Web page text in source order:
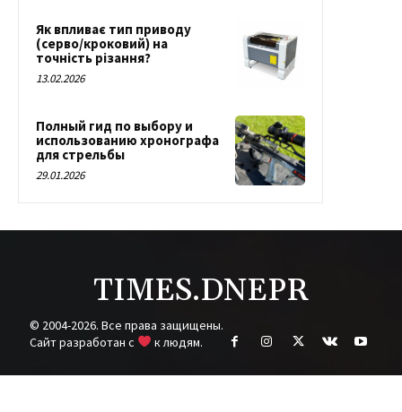
Як впливає тип приводу
(серво/кроковий) на
точність різання?
13.02.2026
Полный гид по выбору и
использованию хронографа
для стрельбы
29.01.2026
TIMES.DNEPR
© 2004-2026. Все права защищены.
Cайт разработан с
к людям.